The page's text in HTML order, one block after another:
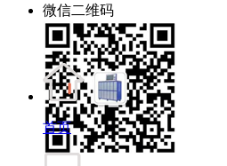
微信二维码
首页